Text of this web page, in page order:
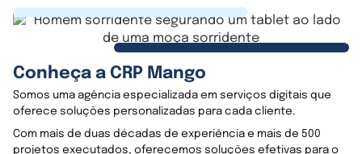
Conheça a CRP Mango
Somos uma agência especializada em serviços digitais que
oferece soluções personalizadas para cada cliente.
Com mais de duas décadas de experiência e mais de 500
projetos executados, oferecemos soluções efetivas para o